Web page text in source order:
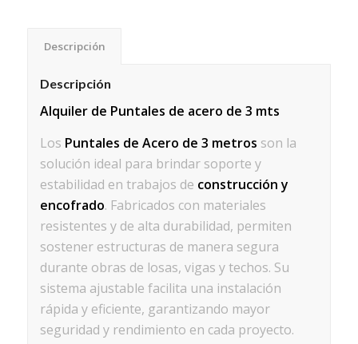
Descripción
Descripción
Alquiler de Puntales de acero de 3 mts
Los Puntales de Acero de 3 metros son la
solución ideal para brindar soporte y
estabilidad en trabajos de construcción y
encofrado. Fabricados con materiales
resistentes y de alta durabilidad, permiten
sostener estructuras de manera segura
durante obras de losas, vigas y techos. Su
sistema ajustable facilita una instalación
rápida y eficiente, garantizando mayor
seguridad y rendimiento en cada proyecto.